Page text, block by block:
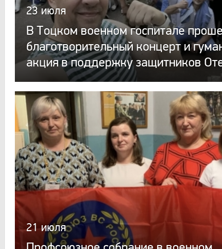
23 июля
В Тоцком военном госпитале
благотворительный концерт и
акция в поддержку защитников
21 июля